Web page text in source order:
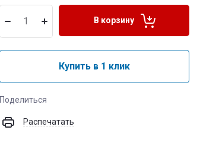
В корзину
Купить в 1 клик
Поделиться
Распечатать